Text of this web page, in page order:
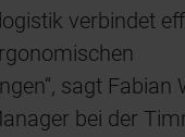
verbindet
sagt Fabian
bei der